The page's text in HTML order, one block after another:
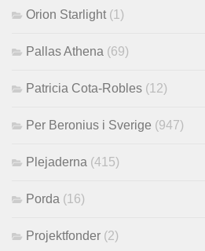
Orion Starlight(1)
Pallas Athena (69)
Patricia Cota-Robles (12)
Per Beronius i Sverige (947)
Plejaderna (415)
Porda (16)
Projektfonder (2)